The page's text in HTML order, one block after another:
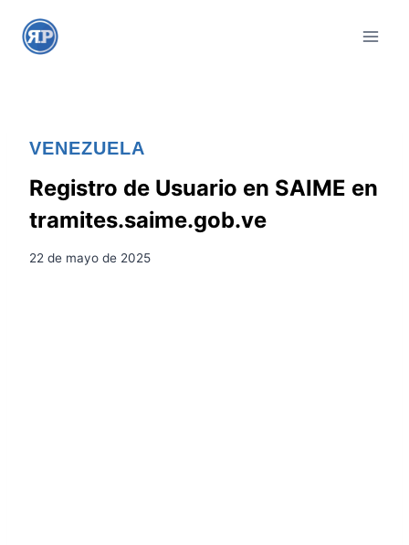
VENEZUELA
Registro de Usuario en SAIME en
tramites.saime.gob.ve
22 de mayo de 2025